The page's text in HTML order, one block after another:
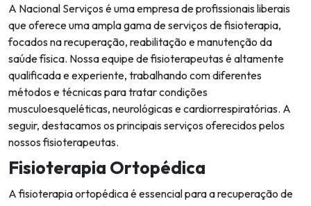
A Nacional Serviços é uma empresa de profissionais liberais
que oferece uma ampla gama de serviços de fisioterapia,
focados na recuperação, reabilitação e manutenção da
saúde física. Nossa equipe de fisioterapeutas é altamente
qualificada e experiente, trabalhando com diferentes
métodos e técnicas para tratar condições
musculoesqueléticas, neurológicas e cardiorrespiratórias. A
seguir, destacamos os principais serviços oferecidos pelos
nossos fisioterapeutas.
Fisioterapia Ortopédica
A fisioterapia ortopédica é essencial para a recuperação de